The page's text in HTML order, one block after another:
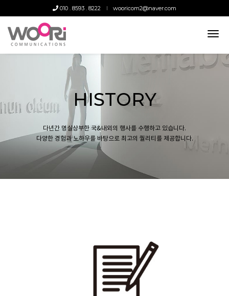
010 . 8593 . 8222 wooricom2@naver.com
HISTORY
다년간 명실상부한 국&내외의 행사를 수행하고 있습니다.
다양한 경험과 노하우를 바탕으로 최고의 퀄리티를 제공합니다.